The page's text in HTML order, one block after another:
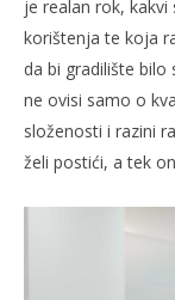
je realan rok,
korištenja te koja
da bi gradilište bilo
ne ovisi samo o
složenosti i razini
želi postići, a tek